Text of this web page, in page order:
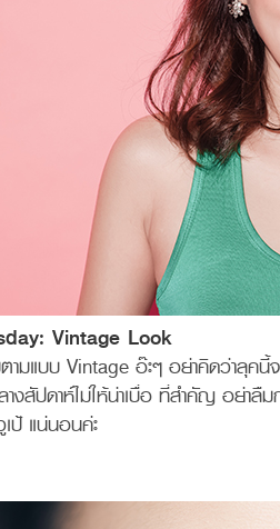
Vintage Look
ามแบบ Vintage อ๊ะๆ อย่าคิดว่าลุคนี้จ
งสัปดาห์ไม่ให้น่าเบื่อ ที่สำคัญ อย่าลื
ป้ แน่นอนค่ะ